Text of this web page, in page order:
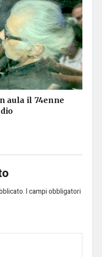
aula il 74enne
I campi obbligatori